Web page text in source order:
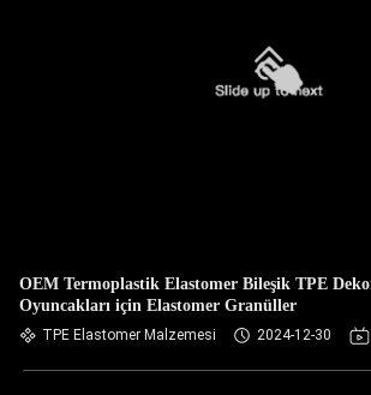
OEM Termoplastik Elastomer Bileşik TPE
Oyuncakları için Elastomer Granüller
TPE Elastomer Malzemesi 2024-12-30